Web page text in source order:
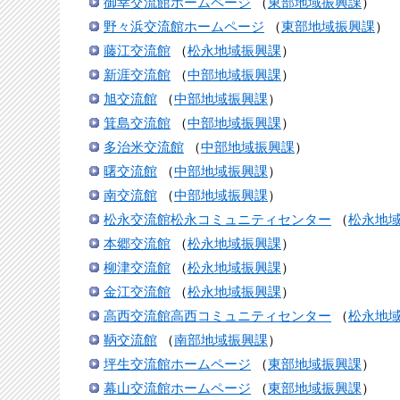
野々浜交流館ホームページ （東部地域振興課）
藤江交流館 （松永地域振興課）
新涯交流館 （中部地域振興課）
旭交流館 （中部地域振興課）
箕島交流館 （中部地域振興課）
多治米交流館 （中部地域振興課）
曙交流館 （中部地域振興課）
南交流館 （中部地域振興課）
松永交流館松永コミュニティセンター （松永地
本郷交流館 （松永地域振興課）
柳津交流館 （松永地域振興課）
金江交流館 （松永地域振興課）
高西交流館高西コミュニティセンター （松永地
鞆交流館 （南部地域振興課）
坪生交流館ホームページ （東部地域振興課）
幕山交流館ホームページ （東部地域振興課）